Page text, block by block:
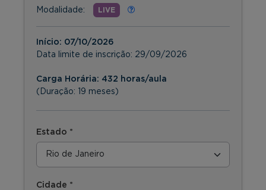
Modalidade: LIVE
Início: 07/10/2026
Data limite de inscrição: 29/09/2026
Carga Horária: 432 horas/aula
(Duração: 19 meses)
Estado *
Cidade *